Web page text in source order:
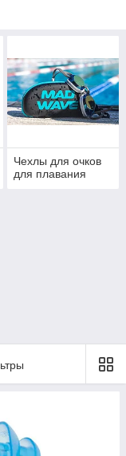
от мировых
ассортимент
либо
для здоровья
либо для
в воде стоит
которые можно
Чехлы для очков
для плавания